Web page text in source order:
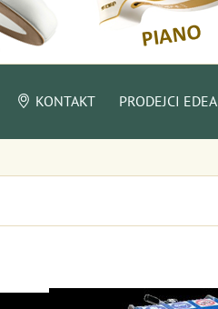
KONTAKT PRODEJCI EDEA